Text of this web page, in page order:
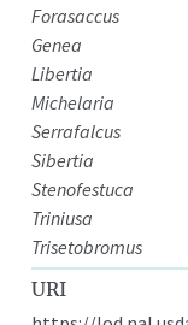
Forasaccus
Genea
Libertia
Michelaria
Serrafalcus
Sibertia
Stenofestuca
Triniusa
Trisetobromus
URI